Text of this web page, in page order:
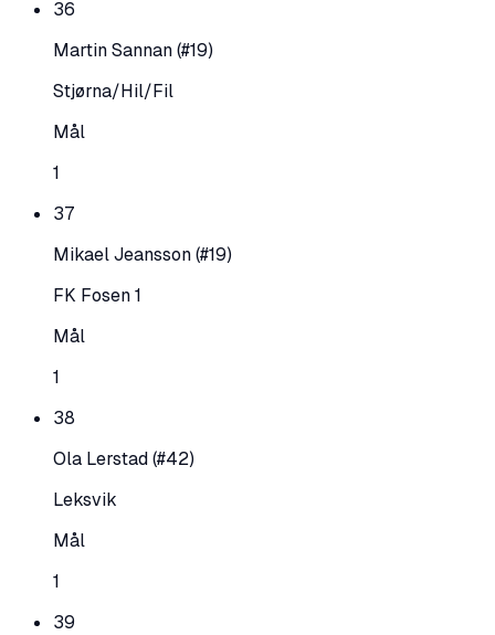
36
Martin Sannan(#19)
Stjørna/Hil/Fil
Mål
1
37
Mikael Jeansson(#19)
FK Fosen 1
Mål
1
38
Ola Lerstad(#42)
Leksvik
Mål
1
39